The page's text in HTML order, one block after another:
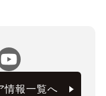
情報一覧へ